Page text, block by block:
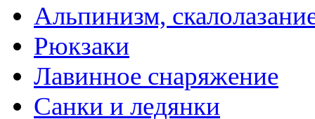
Альпинизм,
Рюкзаки
Лавинное снаряжение
Санки и ледянки